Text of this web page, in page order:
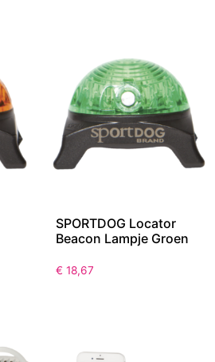
SPORTDOG Locator
Beacon Lampje Groen
€ 18,67